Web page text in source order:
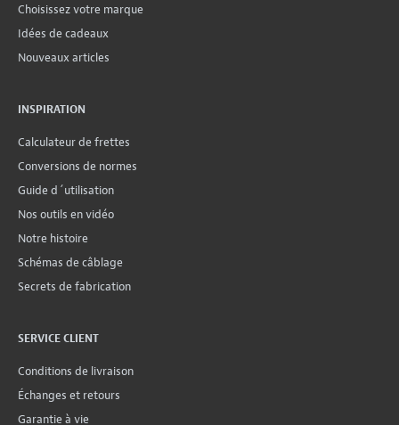
Choisissez votre marque
Idées de cadeaux
Nouveaux articles
INSPIRATION
Calculateur de frettes
Conversions de normes
Guide d´utilisation
Nos outils en vidéo
Notre histoire
Schémas de câblage
Secrets de fabrication
SERVICE CLIENT
Conditions de livraison
Échanges et retours
Garantie à vie